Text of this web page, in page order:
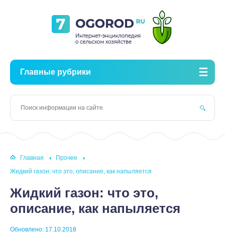
Главные рубрики
Главная
Прочее
Жидкий газон: что это, описание, как напыляется
Жидкий газон: что это,
описание, как напыляется
Обновлено: 17.10.2018